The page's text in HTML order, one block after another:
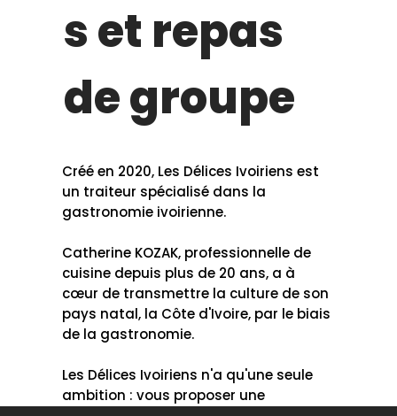
s et repas
de groupe
Créé en 2020, Les Délices Ivoiriens est
un traiteur spécialisé dans la
gastronomie ivoirienne.
Catherine KOZAK, professionnelle de
cuisine depuis plus de 20 ans, a à
cœur de transmettre la culture de son
pays natal, la Côte d'Ivoire, par le biais
de la gastronomie.
Les Délices Ivoiriens n'a qu'une seule
ambition : vous proposer une